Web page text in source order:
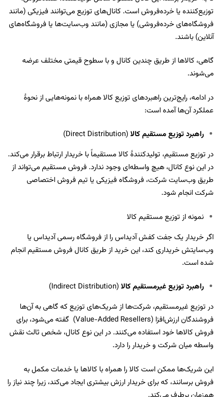
توزیع‌کننده یا خرده‌فروش است. کانال‌های توزیع می‌توانند فیزیکی (مانند
فروشگاه‌های خرده‌فروشی) یا مجازی (مانند وب‌سایت‌ها یا فروشگاه‌های
آنلاین) باشند.
گاهی، کالاها از طریق چندین کانال و با سطوح قیمتی مختلف عرضه
می‌شوند.
در ادامه، رایج‌ترین راهبرد‌های توزیع کالا همراه با نمونه‌هایی از نحوۀ
عملکرد آن‌ها آمده است:
راهبرد توزیع مستقیم کالا(Direct Distribution)
در توزیع مستقیم، تولیدکنندۀ کالا مستقیماً با خریدار ارتباط برقرار می‌کند.
در این نوع کانال، هیچ واسطه‌ای وجود ندارد. فروش مستقیم می‌تواند از
طریق وب‌سایت شرکت، فروشگاه فیزیکی یا تیم فروش اختصاصی
شرکت انجام شود.
نمونه از توزیع مستقیم کالا
اگر خریدار یک جفت کفش آدیداس را از فروشگاه رسمی آدیداس یا
وب‌سایتش خریداری کند، این خرید از طریق کانال فروش مستقیم انجام
شده است.
راهبرد توزیع غیرمستقیم کالا(Indirect Distribution)
در توزیع غیرمستقیم، شرکت‌ها از شریک‌های توزیع که گاهی به آن‌ها
فروشندگان ارزش‌افزا (Value-Added Resellers) گفته می‌شود، برای
فروش کالاها خود استفاده می‌کنند. در این نوع کانال، شخص ثالث نقش
واسطه میان شرکت و خریدار را دارد.
این شریک‌ها ممکن است کالا را همراه با کالاها یا خدمات مکمل به
فروش برسانند، که برای خریدار ارزش بیشتری ایجاد می‌کند، زیرا چند نیاز را